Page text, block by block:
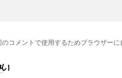
のコメントで使用するためブラウザー